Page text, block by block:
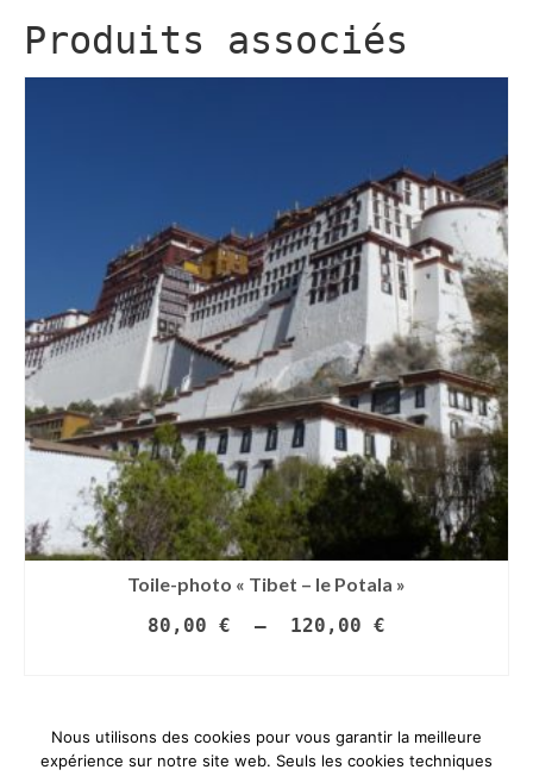
Produits associés
Toile-photo « Tibet – le Potala »
80,00 € – 120,00 €
120,00 €
plusieurs
variations.
Nous utilisons des cookies pour vous garantir la meilleure
expérience sur notre site web. Seuls les cookies techniques